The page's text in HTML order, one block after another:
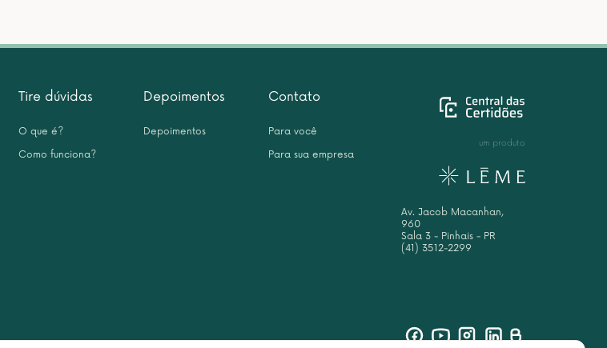
Tire dúvidas
O que é?
Como funciona?
Depoimentos
Depoimentos
Contato
Para você
Para sua empresa
um produto
Av. Jacob Macanhan,
960
Sala 3 - Pinhais - PR
(41) 3512-2299